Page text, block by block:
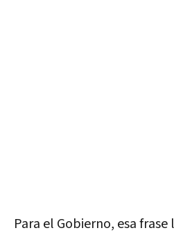
Para el Gobierno, esa